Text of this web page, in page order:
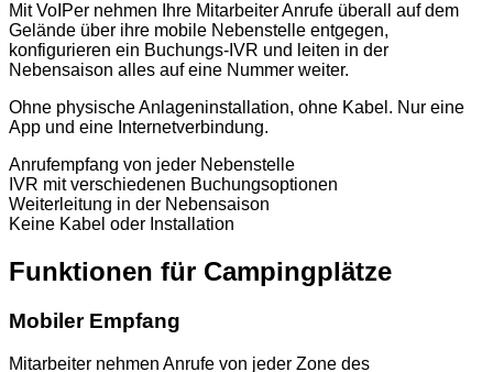
Mit VoIPer nehmen Ihre Mitarbeiter Anrufe überall auf dem
Gelände über ihre mobile Nebenstelle entgegen,
konfigurieren ein Buchungs-IVR und leiten in der
Nebensaison alles auf eine Nummer weiter.
Ohne physische Anlageninstallation, ohne Kabel. Nur eine
App und eine Internetverbindung.
Anrufempfang von jeder Nebenstelle
IVR mit verschiedenen Buchungsoptionen
Weiterleitung in der Nebensaison
Keine Kabel oder Installation
Funktionen für Campingplätze
Mobiler Empfang
Mitarbeiter nehmen Anrufe von jeder Zone des